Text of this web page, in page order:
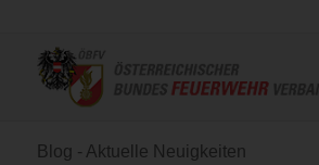
Blog - Aktuelle Neuigkeiten